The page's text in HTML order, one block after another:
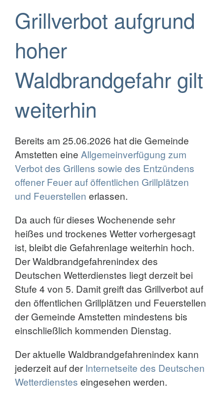
Grillverbot aufgrund
hoher
Waldbrandgefahr gilt
weiterhin
Bereits am 25.06.2026 hat die Gemeinde
Amstetten eine Allgemeinverfügung zum
Verbot des Grillens sowie des Entzündens
offener Feuer auf öffentlichen Grillplätzen
und Feuerstellen erlassen.
Da auch für dieses Wochenende sehr
heißes und trockenes Wetter vorhergesagt
ist, bleibt die Gefahrenlage weiterhin hoch.
Der Waldbrandgefahrenindex des
Deutschen Wetterdienstes liegt derzeit bei
Stufe 4 von 5. Damit greift das Grillverbot auf
den öffentlichen Grillplätzen und Feuerstellen
der Gemeinde Amstetten mindestens bis
einschließlich kommenden Dienstag.
Der aktuelle Waldbrandgefahrenindex kann
jederzeit auf der Internetseite des Deutschen
Wetterdienstes eingesehen werden.